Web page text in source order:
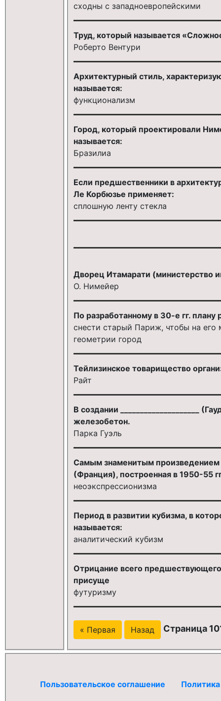
сходны с западноевропейскими
Труд, который называется
Роберто Вентури
Архитектурный стиль,
называется:
функционализм
Город, который проектировали
называется:
Бразилиа
Если предшественники в
Ле Корбюзье применяет:
сплошную ленту стекла
Дворец Итамарати (министерство
О. Нимейер
По разработанному в 30-е гг.
снести старый Париж, чтобы на
геометрии город
Тейлизинское товарищество
Райт
В создании ____________________
железобетон.
Парка Гуэль
Самым знаменитым произведением
(Франция), построенная в 1950-55
неоэкспрессионизма
Период в развитии кубизма, в
называется:
аналитический кубизм
Отрицание всего
присуще
футуризму
« Первая Назад Страница
Пользовательское соглашение